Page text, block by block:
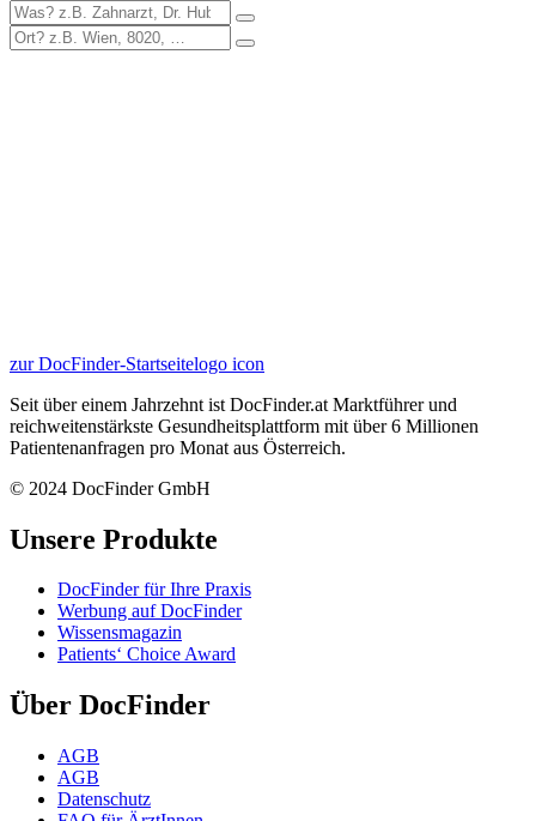
zur DocFinder-Startseitelogo icon
Seit über einem Jahrzehnt ist DocFinder.at Marktführer und
reichweitenstärkste Gesundheitsplattform mit über 6 Millionen
Patientenanfragen pro Monat aus Österreich.
© 2024 DocFinder GmbH
Unsere Produkte
DocFinder für Ihre Praxis
Werbung auf DocFinder
Wissensmagazin
Patients‘ Choice Award
Über DocFinder
AGB
AGB
Datenschutz